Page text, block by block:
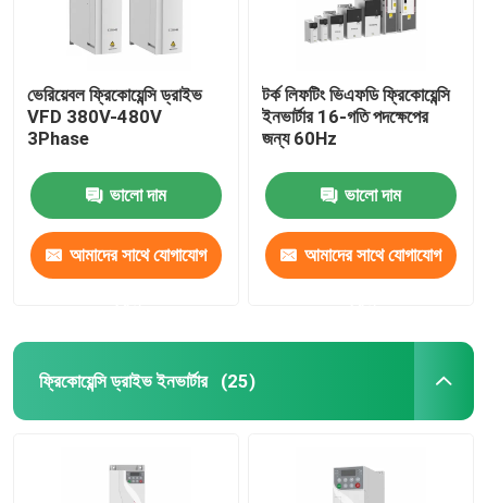
ভেরিয়েবল ফ্রিকোয়েন্সি ড্রাইভ
VFD 380V-480V
3Phase
ভালো দাম
আমাদের সাথে যোগাযোগ
টর্ক লিফটিং ভিএফডি ফ্রিকোয়েন্সি
ইনভার্টার 16-গতি পদক্ষেপের
জন্য 60Hz
ভালো দাম
আমাদের সাথে যোগাযোগ
ফ্রিকোয়েন্সি ড্রাইভ ইনভার্টার (25)